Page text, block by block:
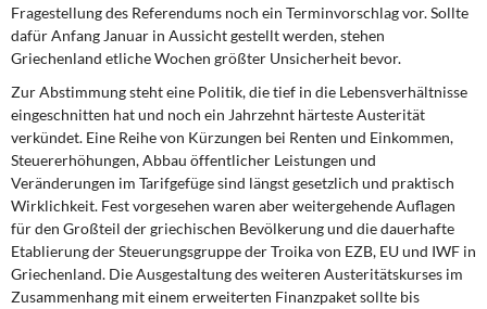
Fragestellung des Referendums noch ein Terminvorschlag vor. Sollte
dafür Anfang Januar in Aussicht gestellt werden, stehen
Griechenland etliche Wochen größter Unsicherheit bevor.
Zur Abstimmung steht eine Politik,die tief in die Lebensverhältnisse
eingeschnitten hat und noch ein Jahrzehnt härteste Austerität
verkündet. Eine Reihe von Kürzungen bei Renten und Einkommen,
Steuererhöhungen, Abbau öffentlicher Leistungen und
Veränderungen im Tarifgefüge sind längst gesetzlich und praktisch
Wirklichkeit. Fest vorgesehen waren aber weitergehende Auflagen
für den Großteil der griechischen Bevölkerung und die dauerhafte
Etablierung der Steuerungsgruppe der Troika von EZB, EU und IWF in
Griechenland. Die Ausgestaltung des weiteren Austeritätskurses im
Zusammenhang mit einem erweiterten Finanzpaket sollte bis